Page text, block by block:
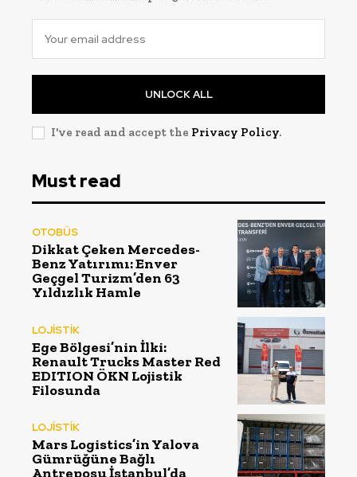
UNLOCK ALL
I've read and accept the Privacy Policy.
Must read
OTOBÜS
Dikkat Çeken Mercedes-
Benz Yatırımı: Enver
Geçgel Turizm’den 63
Yıldızlık Hamle
LOJİSTİK
Ege Bölgesi’nin İlki:
Renault Trucks Master Red
EDITION ÖKN Lojistik
Filosunda
LOJİSTİK
Mars Logistics’in Yalova
Gümrüğüne Bağlı
Antreposu İstanbul’da